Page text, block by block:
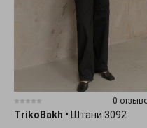
0
TrikoBakh • Штани 3092